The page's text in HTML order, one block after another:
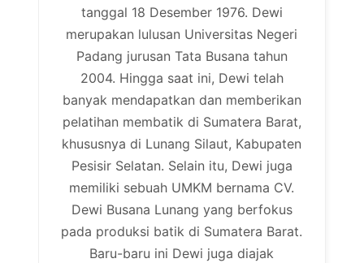
tanggal 18 Desember 1976. Dewi
merupakan lulusan Universitas Negeri
Padang jurusan Tata Busana tahun
2004. Hingga saat ini, Dewi telah
banyak mendapatkan dan memberikan
pelatihan membatik di Sumatera Barat,
khususnya di Lunang Silaut, Kabupaten
Pesisir Selatan. Selain itu, Dewi juga
memiliki sebuah UMKM bernama CV.
Dewi Busana Lunang yang berfokus
pada produksi batik di Sumatera Barat.
Baru-baru ini Dewi juga diajak